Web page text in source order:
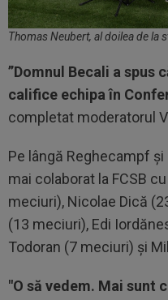
Thomas Neubert, al doilea de la
”Domnul Becali a spus
califice echipa în
completat moderatorul
Pe lângă Reghecampf
mai colaborat la FCSB
meciuri), Nicolae Dică
(13 meciuri), Edi
Todoran (7 meciuri) și
"O să vedem. Mai sunt